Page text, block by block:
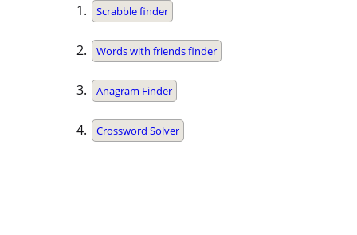
Scrabble finder
Words with friends finder
Anagram Finder
Crossword Solver